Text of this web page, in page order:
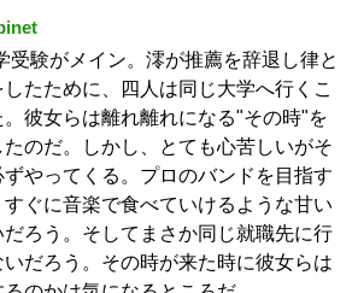
受験がメイン。澪が推薦を辞退し律と
たために、四人は同じ大学へ行くこ
。彼女らは離れ離れになる"その時"を
たのだ。しかし、とても心苦しいがそ
やってくる。プロのバンドを目指す
すぐに音楽で食べていけるような甘い
ろう。そしてまさか同じ就職先に行
いだろう。その時が来た時に彼女らは